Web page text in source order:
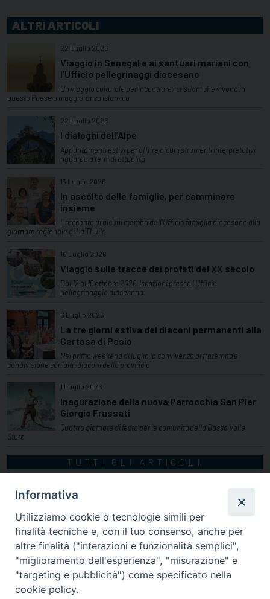
ALTRI ARTICOLI
22 Luglio 2026
Viaggio in Senegal e ai santuari mariani con
l’Ufficio pellegrinaggi diocesano
Un viaggio culturale per incontrare i cristiani che vivono in
questo Paese a maggioranza islamica
22 Luglio 2026
I dialoghi dell’Alpe
Appuntamenti estivi per offrire alcuni strumenti interpretativi
riguardo a temi di attualità
13 Luglio 2026
In ascolto delle famiglie, per camminare
insieme
Il racconto di alcuni membri dell'Ufficio famiglia diocesano alla
giornata regionale di La Thuile
10 Luglio 2026
Viaggio sulle tracce dei profeti del XX secolo
Dal 12 al 15 ottobre 2026. Iscrizioni presso l'Ufficio
pellegrinaggio diocesano.
6 Luglio 2026
La tre giorni estiva dei diaconi permanenti alla
Certosa di Pesio
Nel primo weekend di luglio la convivenza di fraternità e
condivisione con altri diaconi della provincia
1 Luglio 2026
Inagurazione della nuova Parrocchia San Pier
Giorgio Frassati
Quattro giornate di festa per le comunità della Bassa Valle
Stura
TUTTI GLI ARTICOLI
Informativa
Utilizziamo cookie o tecnologie simili per
finalità tecniche e, con il tuo consenso, anche per
altre finalità ("interazioni e funzionalità semplici",
"miglioramento dell'esperienza", "misurazione" e
"targeting e pubblicità") come specificato nella
cookie policy.